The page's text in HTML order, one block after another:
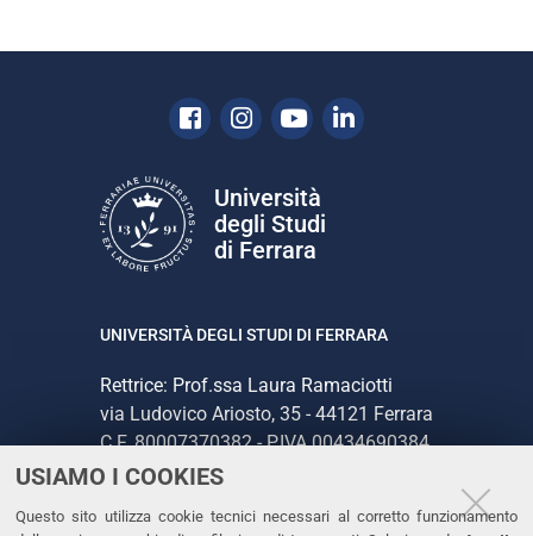
USIAMO I COOKIES
Questo sito utilizza cookie tecnici necessari al corretto funzionamento
Facebook
Instagram
YoutubeLinkedin
Università
degli Studi
di Ferrara
UNIVERSITÀ DEGLI STUDI DI FERRARA
Rettrice: Prof.ssa Laura Ramaciotti
via Ludovico Ariosto, 35 - 44121 Ferrara
C.F. 80007370382 - P.IVA 00434690384
CONTATTI